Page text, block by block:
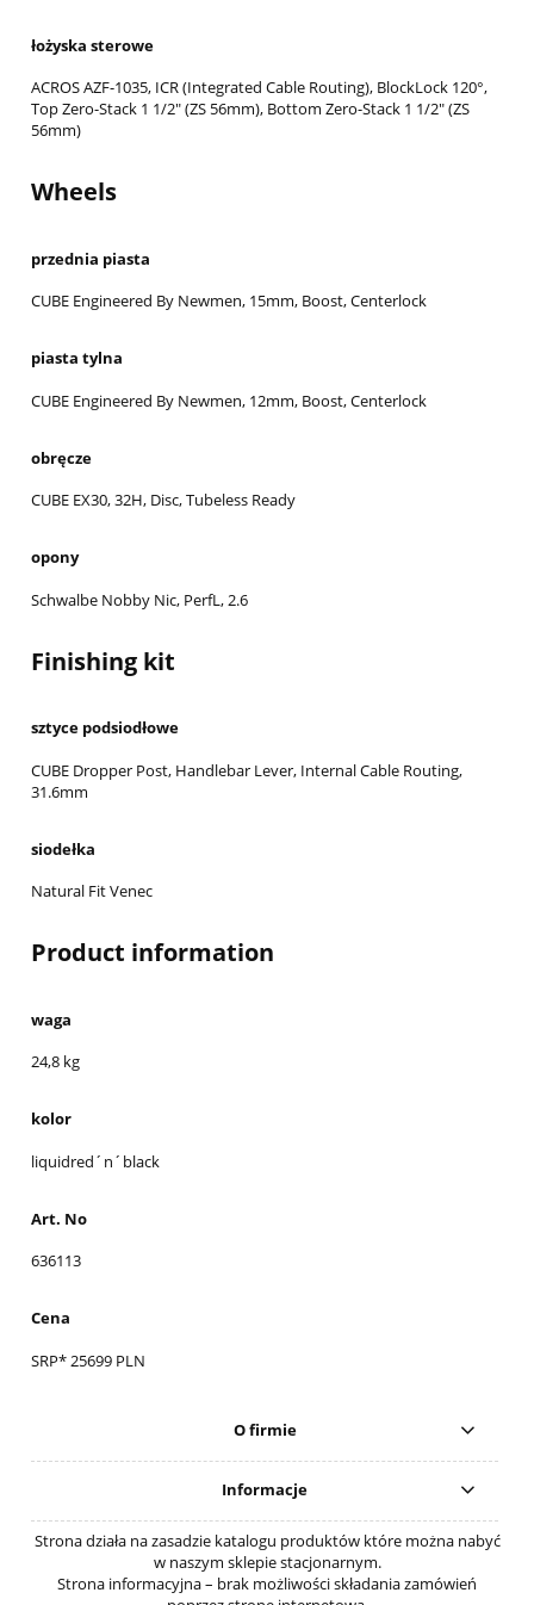
łożyska sterowe
ACROS AZF-1035, ICR (Integrated Cable Routing), BlockLock 120°,
Top Zero-Stack 1 1/2" (ZS 56mm), Bottom Zero-Stack 1 1/2" (ZS
56mm)
Wheels
przednia piasta
CUBE Engineered By Newmen, 15mm, Boost, Centerlock
piasta tylna
CUBE Engineered By Newmen, 12mm, Boost, Centerlock
obręcze
CUBE EX30, 32H, Disc, Tubeless Ready
opony
Schwalbe Nobby Nic, PerfL, 2.6
Finishing kit
sztyce podsiodłowe
CUBE Dropper Post, Handlebar Lever, Internal Cable Routing,
31.6mm
siodełka
Natural Fit Venec
Product information
waga
24,8 kg
kolor
liquidred´n´black
Art. No
636113
Cena
SRP* 25699 PLN
O firmie
Informacje
Strona działa na zasadzie katalogu produktów które można nabyć
w naszym sklepie stacjonarnym.
Strona informacyjna – brak możliwości składania zamówień